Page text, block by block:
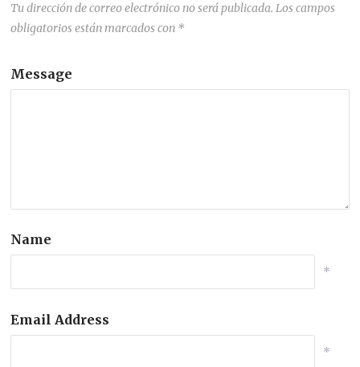
Tu dirección de correo electrónico no será publicada. Los campos
obligatorios están marcados con *
Message
Name
*
Email Address
*